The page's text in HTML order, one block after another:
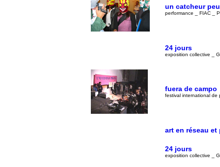
un catcheur
performance _ FIAC _
24 jours
exposition collective _
fuera de campo
festival international de
art en réseau et
24 jours
exposition collective _